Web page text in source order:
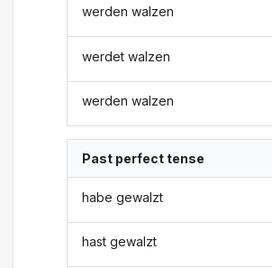
werden walzen
werdet walzen
werden walzen
Past perfect tense
habe gewalzt
hast gewalzt